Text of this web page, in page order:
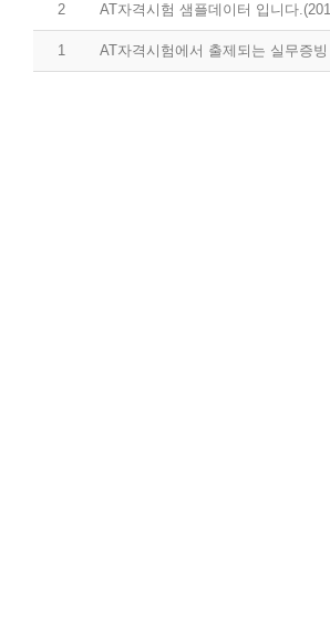
2 AT자격시험 샘플데이터 입니다
1 AT자격시험에서 출제되는 실무증